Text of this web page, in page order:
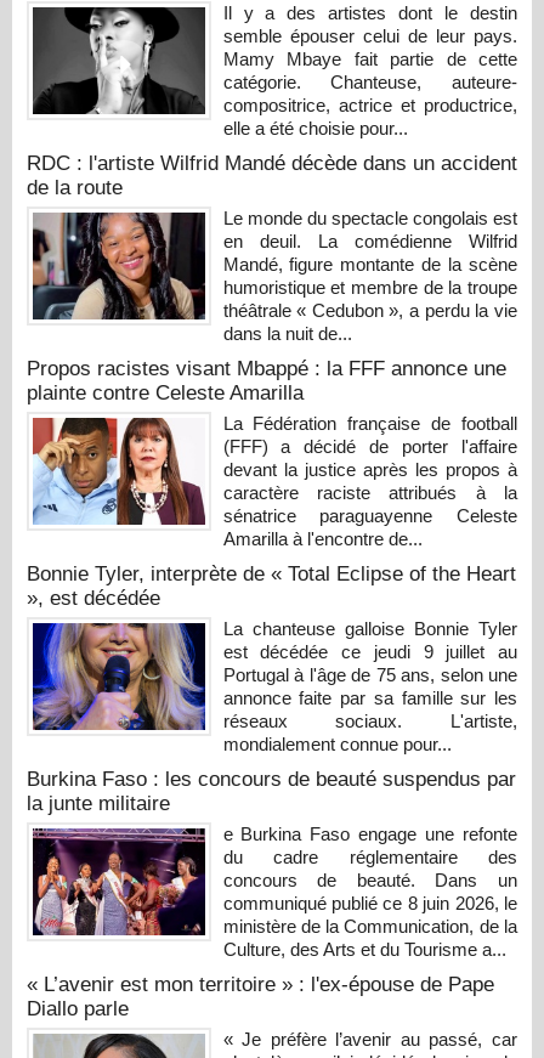
Il y a des artistes dont le destin
semble épouser celui de leur pays.
Mamy Mbaye fait partie de cette
catégorie. Chanteuse, auteure-
compositrice, actrice et productrice,
elle a été choisie pour...
RDC : l'artiste Wilfrid Mandé décède dans un accident
de la route
Le monde du spectacle congolais est
en deuil. La comédienne Wilfrid
Mandé, figure montante de la scène
humoristique et membre de la troupe
théâtrale « Cedubon », a perdu la vie
dans la nuit de...
Propos racistes visant Mbappé : la FFF annonce une
plainte contre Celeste Amarilla
La Fédération française de football
(FFF) a décidé de porter l'affaire
devant la justice après les propos à
caractère raciste attribués à la
sénatrice paraguayenne Celeste
Amarilla à l'encontre de...
Bonnie Tyler, interprète de « Total Eclipse of the Heart
», est décédée
La chanteuse galloise Bonnie Tyler
est décédée ce jeudi 9 juillet au
Portugal à l'âge de 75 ans, selon une
annonce faite par sa famille sur les
réseaux sociaux. L'artiste,
mondialement connue pour...
Burkina Faso : les concours de beauté suspendus par
la junte militaire
e Burkina Faso engage une refonte
du cadre réglementaire des
concours de beauté. Dans un
communiqué publié ce 8 juin 2026, le
ministère de la Communication, de la
Culture, des Arts et du Tourisme a...
« L’avenir est mon territoire » : l'ex-épouse de Pape
Diallo parle
« Je préfère l’avenir au passé, car